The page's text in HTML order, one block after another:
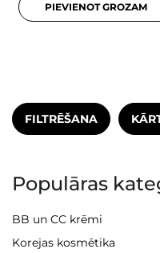
PIEVIENOT GROZAM
FILTRĒŠANA
Populāras
BB un CC krēmi
Korejas kosmētika